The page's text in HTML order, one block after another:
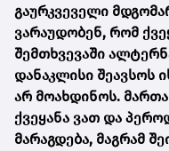
გაურკვეველი
ვარაუდობენ, რომ
შემთხვევაში
დანაკლისი შეავსოს
არ მოახდინოს.
ქვეყანა ვათ და
მარაგდება, მაგრამ